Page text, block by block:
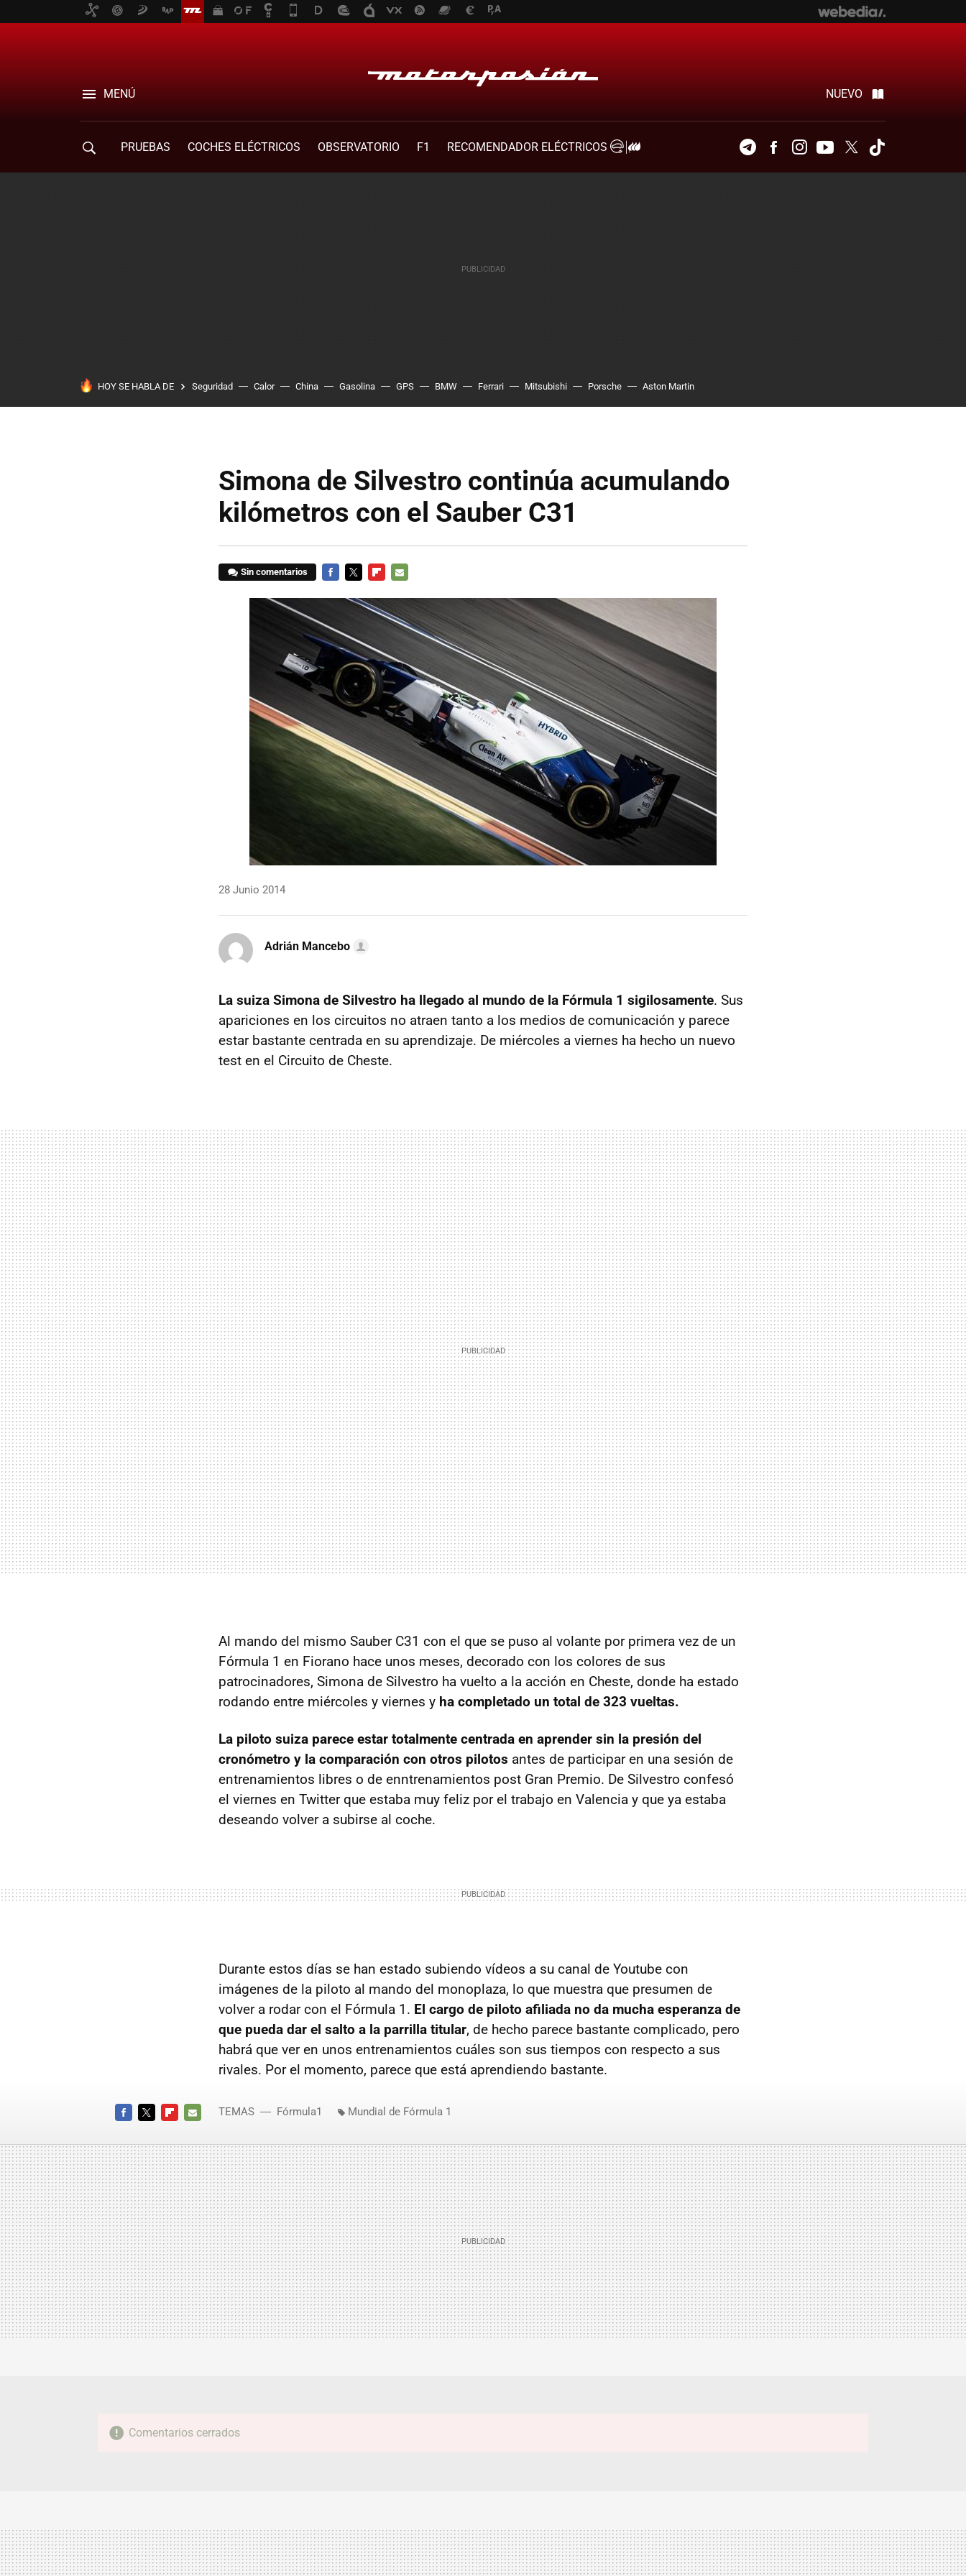
MENÚ NUEVO
PRUEBAS COCHES ELÉCTRICOS OBSERVATORIO F1
RECOMENDADOR ELÉCTRICOS
TelegramFacebookInstagramYoutubeTwitter
HOY SE HABLA DE Seguridad Calor China Gasolina GPS BMW Ferrari Mitsubishi Porsche Aston Martin
Simona de Silvestro continúa acumulando
kilómetros con el Sauber C31
Sin comentarios
28 Junio 2014
Adrián Mancebo
La suiza Simona de Silvestro ha llegado al mundo de la Fórmula 1 sigilosamente. Sus
apariciones en los circuitos no atraen tanto a los medios de comunicación y parece
estar bastante centrada en su aprendizaje. De miércoles a viernes ha hecho un nuevo
test en el Circuito de Cheste.
Al mando del mismo Sauber C31 con el que se puso al volante por primera vez de un
Fórmula 1 en Fiorano hace unos meses, decorado con los colores de sus
patrocinadores, Simona de Silvestro ha vuelto a la acción en Cheste, donde ha estado
rodando entre miércoles y viernes y ha completado un total de 323 vueltas.
La piloto suiza parece estar totalmente centrada en aprender sin la presión del
cronómetro y la comparación con otros pilotos antes de participar en una sesión de
entrenamientos libres o de enntrenamientos post Gran Premio. De Silvestro confesó
el viernes en Twitter que estaba muy feliz por el trabajo en Valencia y que ya estaba
deseando volver a subirse al coche.
Durante estos días se han estado subiendo vídeos a su canal de Youtube con
imágenes de la piloto al mando del monoplaza, lo que muestra que presumen de
volver a rodar con el Fórmula 1. El cargo de piloto afiliada no da mucha esperanza de
que pueda dar el salto a la parrilla titular, de hecho parece bastante complicado, pero
habrá que ver en unos entrenamientos cuáles son sus tiempos con respecto a sus
rivales. Por el momento, parece que está aprendiendo bastante.
MAIL
TEMAS Fórmula1 Mundial de Fórmula 1
Comentarios cerrados